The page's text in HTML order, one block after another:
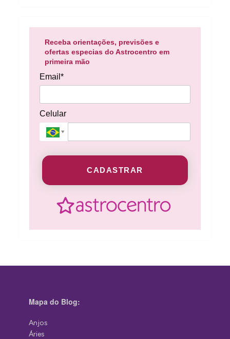
Receba orientações, previsões e
ofertas especias do Astrocentro em
primeira mão
Email*
Celular
CADASTRAR
Mapa do Blog:
Anjos
Áries